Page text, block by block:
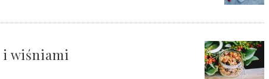
i wiśniami